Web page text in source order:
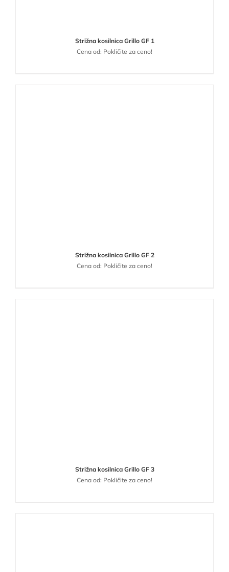
Strižna kosilnica Grillo GF 1
Cena od: Pokličite za ceno!
Strižna kosilnica Grillo GF 2
Cena od: Pokličite za ceno!
Strižna kosilnica Grillo GF 3
Cena od: Pokličite za ceno!